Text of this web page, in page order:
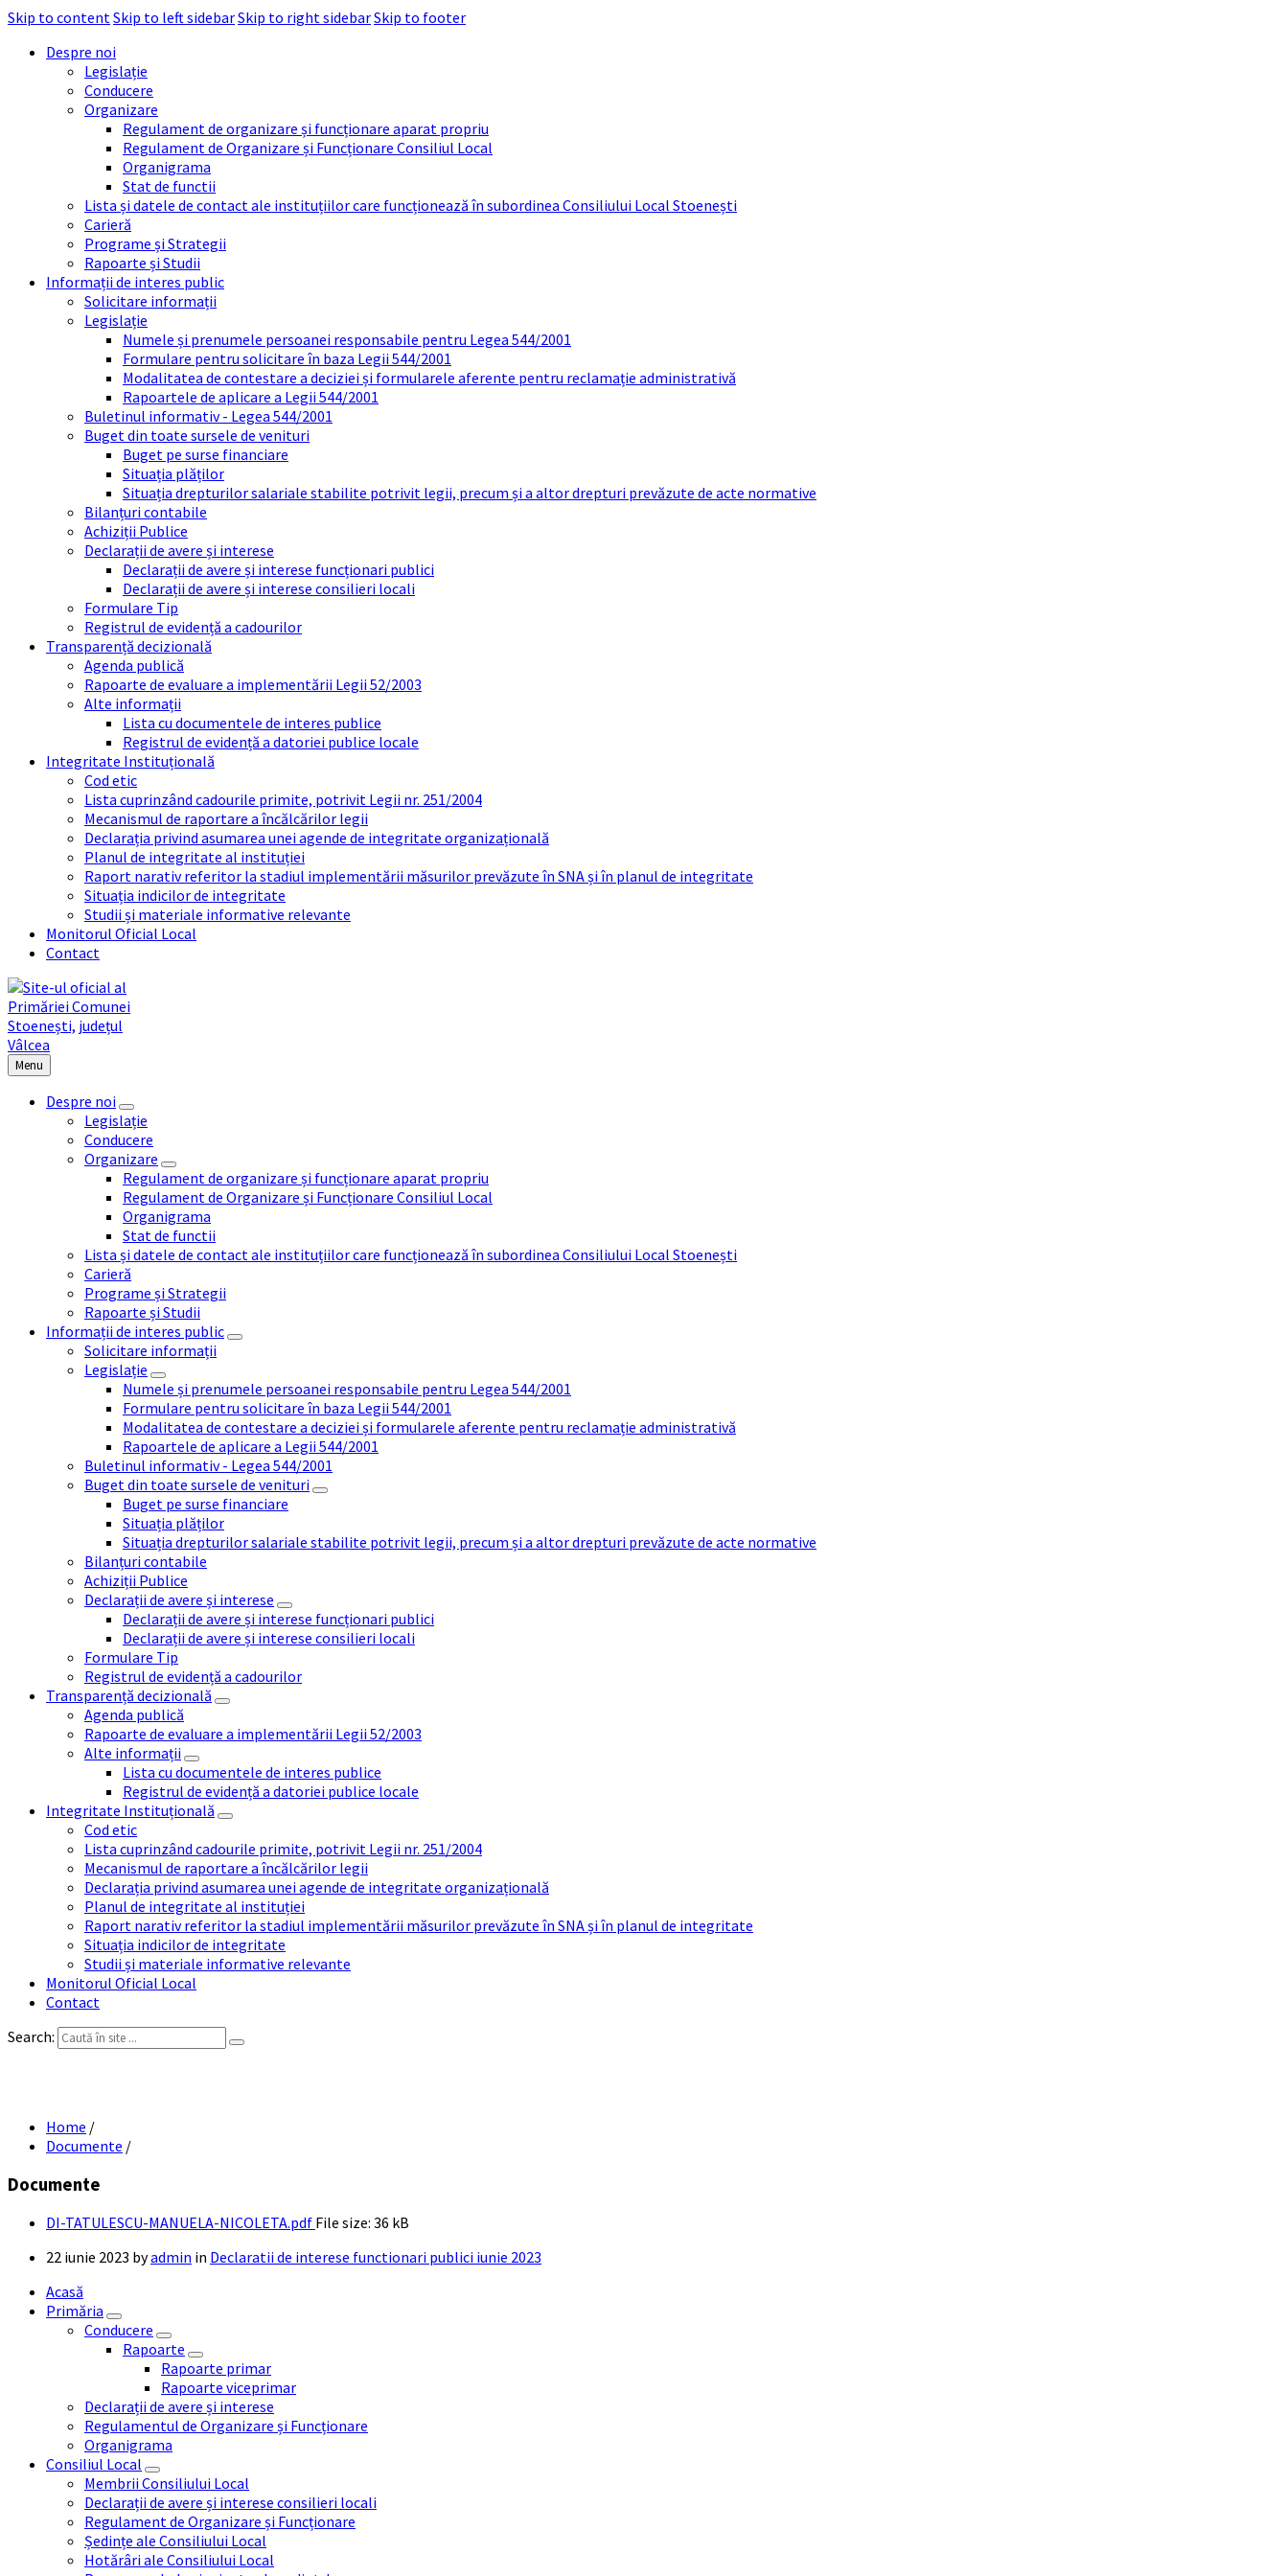
Skip to contentSkip to left sidebarSkip to right sidebarSkip to footer
Despre noi
Legislație
Conducere
Organizare
Regulament de organizare și funcționare aparat propriu
Regulament de Organizare și Funcționare Consiliul Local
Organigrama
Stat de functii
Lista și datele de contact ale instituțiilor care funcționează în subordinea Consiliului Local Stoenești
Carieră
Programe și Strategii
Rapoarte și Studii
Informații de interes public
Solicitare informații
Legislație
Numele și prenumele persoanei responsabile pentru Legea 544/2001
Formulare pentru solicitare în baza Legii 544/2001
Modalitatea de contestare a deciziei și formularele aferente pentru reclamație administrativă
Rapoartele de aplicare a Legii 544/2001
Buletinul informativ - Legea 544/2001
Buget din toate sursele de venituri
Buget pe surse financiare
Situația plăților
Situația drepturilor salariale stabilite potrivit legii, precum și a altor drepturi prevăzute de acte normative
Bilanțuri contabile
Achiziții Publice
Declarații de avere și interese
Declarații de avere și interese funcționari publici
Declarații de avere și interese consilieri locali
Formulare Tip
Registrul de evidență a cadourilor
Transparență decizională
Agenda publică
Rapoarte de evaluare a implementării Legii 52/2003
Alte informații
Lista cu documentele de interes publice
Registrul de evidență a datoriei publice locale
Integritate Instituțională
Cod etic
Lista cuprinzând cadourile primite, potrivit Legii nr. 251/2004
Mecanismul de raportare a încălcărilor legii
Declarația privind asumarea unei agende de integritate organizațională
Planul de integritate al instituției
Raport narativ referitor la stadiul implementării măsurilor prevăzute în SNA și în planul de integritate
Situația indicilor de integritate
Studii și materiale informative relevante
Monitorul Oficial Local
Contact
Menu
Despre noi
Legislație
Conducere
Organizare
Regulament de organizare și funcționare aparat propriu
Regulament de Organizare și Funcționare Consiliul Local
Organigrama
Stat de functii
Lista și datele de contact ale instituțiilor care funcționează în subordinea Consiliului Local Stoenești
Carieră
Programe și Strategii
Rapoarte și Studii
Informații de interes public
Solicitare informații
Legislație
Numele și prenumele persoanei responsabile pentru Legea 544/2001
Formulare pentru solicitare în baza Legii 544/2001
Modalitatea de contestare a deciziei și formularele aferente pentru reclamație administrativă
Rapoartele de aplicare a Legii 544/2001
Buletinul informativ - Legea 544/2001
Buget din toate sursele de venituri
Buget pe surse financiare
Situația plăților
Situația drepturilor salariale stabilite potrivit legii, precum și a altor drepturi prevăzute de acte normative
Bilanțuri contabile
Achiziții Publice
Declarații de avere și interese
Declarații de avere și interese funcționari publici
Declarații de avere și interese consilieri locali
Formulare Tip
Registrul de evidență a cadourilor
Transparență decizională
Agenda publică
Rapoarte de evaluare a implementării Legii 52/2003
Alte informații
Lista cu documentele de interes publice
Registrul de evidență a datoriei publice locale
Integritate Instituțională
Cod etic
Lista cuprinzând cadourile primite, potrivit Legii nr. 251/2004
Mecanismul de raportare a încălcărilor legii
Declarația privind asumarea unei agende de integritate organizațională
Planul de integritate al instituției
Raport narativ referitor la stadiul implementării măsurilor prevăzute în SNA și în planul de integritate
Situația indicilor de integritate
Studii și materiale informative relevante
Monitorul Oficial Local
Contact
Search:
Home /
Documente /
Documente
DI-TATULESCU-MANUELA-NICOLETA.pdf File size: 36 kB
22 iunie 2023 byadmin in Declaratii de interese functionari publici iunie 2023
Acasă
Primăria
Conducere
Rapoarte
Rapoarte primar
Rapoarte viceprimar
Declarații de avere și interese
Regulamentul de Organizare și Funcționare
Organigrama
Consiliul Local
Membrii Consiliului Local
Declarații de avere și interese consilieri locali
Regulament de Organizare și Funcționare
Ședințe ale Consiliului Local
Hotărâri ale Consiliului Local